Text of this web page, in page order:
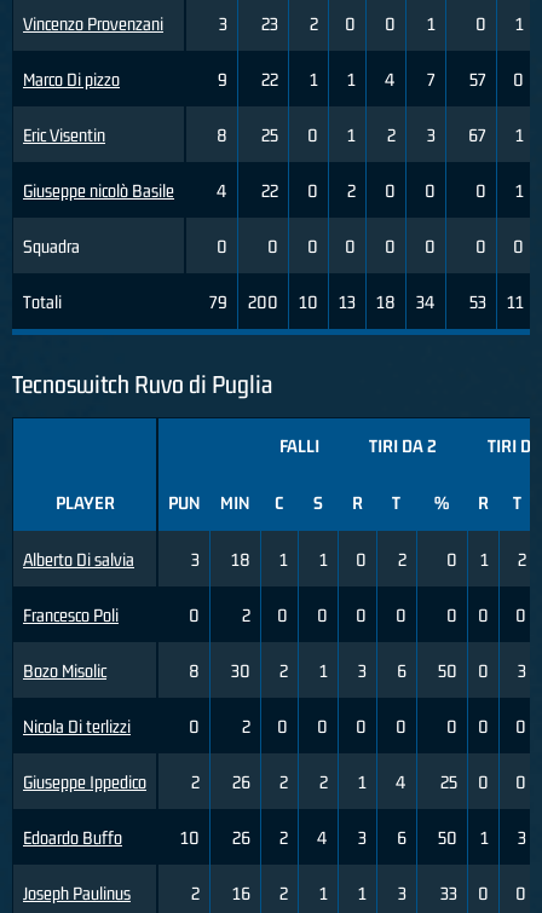
Vincenzo Provenzani
Marco Di pizzo
Eric Visentin
Giuseppe nicolò Basile
Squadra
Totali
3 23 2 0 0 1 0 1
9 22 1 1 4 7 57 0
8 25 0 1 2 3 67 1
4 22 0 2 0 0 0 1
0 0 0 0 0 0 0 0
79 200 10 13 18 34 53 11
Tecnoswitch Ruvo di Puglia
PLAYER
Alberto Di salvia
Francesco Poli
Bozo Misolic
Nicola Di terlizzi
Giuseppe Ippedico
Edoardo Buffo
Joseph Paulinus
FALLI TIRI DA 2 TIRI
PUN MIN C S R T % R T
3 18 1 1 0 2 0 1 2
0 2 0 0 0 0 0 0 0
8 30 2 1 3 6 50 0 3
0 2 0 0 0 0 0 0 0
2 26 2 2 1 4 25 0 0
10 26 2 4 3 6 50 1 3
2 16 2 1 1 3 33 0 0